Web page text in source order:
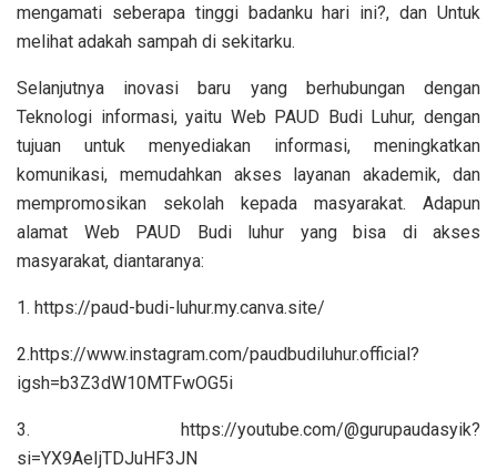
mengamati seberapa tinggi badanku hari ini?, dan Untuk
melihat adakah sampah di sekitarku.
Selanjutnya inovasi baru yang berhubungan dengan
Teknologi informasi, yaitu Web PAUD Budi Luhur, dengan
tujuan untuk menyediakan informasi, meningkatkan
komunikasi, memudahkan akses layanan akademik, dan
mempromosikan sekolah kepada masyarakat. Adapun
alamat Web PAUD Budi luhur yang bisa di akses
masyarakat, diantaranya:
1. https://paud-budi-luhur.my.canva.site/
2.https://www.instagram.com/paudbudiluhur.official?
igsh=b3Z3dW10MTFwOG5i
3. https://youtube.com/@gurupaudasyik?
si=YX9AeIjTDJuHF3JN